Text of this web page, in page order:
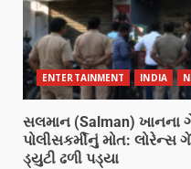
ENTERTAINMENT INDIA
સલમાન (Salman) ખાનના
પોલીસકર્મીનું મોત: લોરેન્સ
ડ્યુટી ઢળી પડ્યા